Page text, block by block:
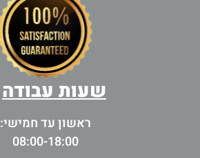
שעות עבודה
ראשון עד חמישי:
08:00-18:00